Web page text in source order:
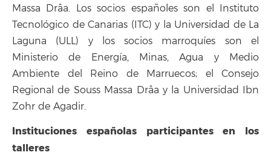
Massa Drâa. Los socios españoles son el Instituto
Tecnológico de Canarias (ITC) y la Universidad de La
Laguna (ULL) y los socios marroquíes son el
Ministerio de Energía, Minas, Agua y Medio
Ambiente del Reino de Marruecos; el Consejo
Regional de Souss Massa Drâa y la Universidad Ibn
Zohr de Agadir.
Instituciones españolas participantes en los
talleres